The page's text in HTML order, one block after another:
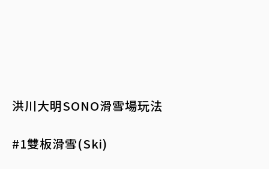
洪川大明SONO滑雪場玩法
#1雙板滑雪(Ski)